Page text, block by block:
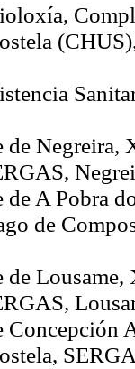
de Negreira,
de A Pobra
de
de
Concepción